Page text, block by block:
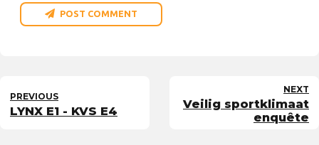
POST COMMENT
PREVIOUS
LYNX E1 - KVS E4
NEXT
Veilig sportklimaat
enquête